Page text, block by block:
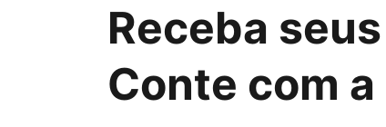
Receba
Conte com